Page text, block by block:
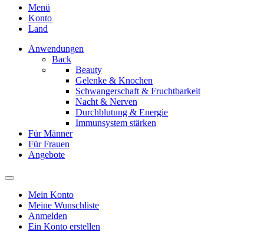
Menü
Konto
Land
Anwendungen
Back
Beauty
Gelenke & Knochen
Schwangerschaft & Fruchtbarkeit
Nacht & Nerven
Durchblutung & Energie
Immunsystem stärken
Für Männer
Für Frauen
Angebote
Mein Konto
Meine Wunschliste
Anmelden
Ein Konto erstellen